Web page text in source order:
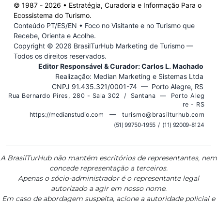
© 1987 - 2026 • Estratégia, Curadoria e Informação Para o
Ecossistema do Turismo.
Conteúdo PT/ES/EN • Foco no Visitante e no Turismo que
Recebe, Orienta e Acolhe.
Copyright © 2026 BrasilTurHub Marketing de Turismo —
Todos os direitos reservados.
Editor Responsável & Curador: Carlos L. Machado
Realização: Median Marketing e Sistemas Ltda
CNPJ 91.435.321/0001-74 — Porto Alegre, RS
R u a B e r n a r d o P i r e s , 2 8 0 - S a l a 3 0 2 / S a n t a n a — P o r t o A l e g
r e - R S
https://medianstudio.com
— t u r i s m o @ b r a s i l t u r h u b . c o m
( 5 1 ) 9 9 7 5 0 - 1 9 5 5 / ( 1 1 ) 9 2 0 0 9 - 8 1 2 4
A BrasilTurHub não mantém escritórios de representantes, nem
concede representação a terceiros.
Apenas o sócio-administrador é o representante legal
autorizado a agir em nosso nome.
Em caso de abordagem suspeita, acione a autoridade policial e